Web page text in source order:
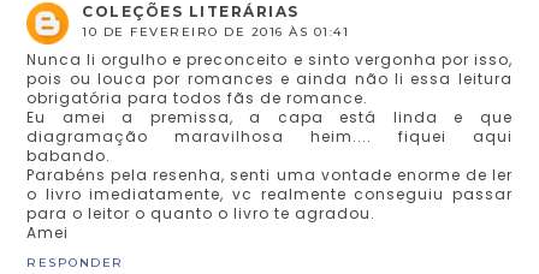
COLEÇÕES LITERÁRIAS
10 DE FEVEREIRO DE 2016 ÀS 01:41
Nunca li orgulho e preconceito e sinto vergonha por isso,
pois ou louca por romances e ainda não li essa leitura
obrigatória para todos fãs de romance.
Eu amei a premissa, a capa está linda e que
diagramação maravilhosa heim.... fiquei aqui
babando.
Parabéns pela resenha, senti uma vontade enorme de ler
o livro imediatamente, vc realmente conseguiu passar
para o leitor o quanto o livro te agradou.
Amei
RESPONDER